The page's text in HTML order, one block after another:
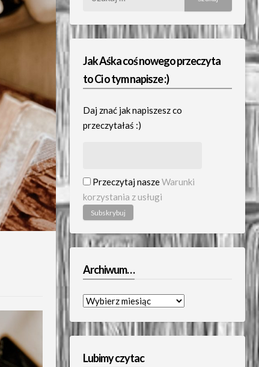
Jak Aśka coś nowego przeczyta
to Ci o tym napisze :)
Daj znać jak napiszesz co
przeczytałaś :)
Przeczytaj naszeWarunki
korzystania z usługi
Archiwum…
Archiwum…
Lubimy czytac